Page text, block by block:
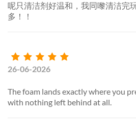
呢只清洁剂好温和，我同嚟清洁完
多！！
26-06-2026
The foam lands exactly where you
with nothing left behind at all.